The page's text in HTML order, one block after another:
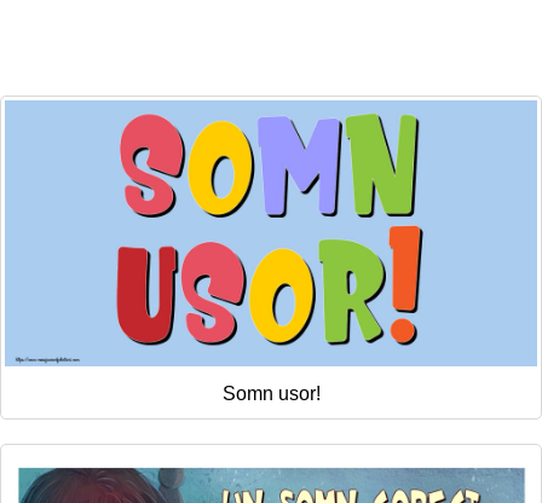
Somn usor!